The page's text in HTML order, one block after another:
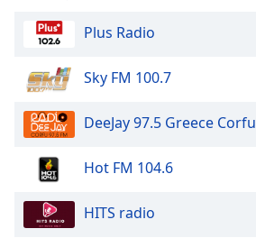
Plus Radio
Sky FM 100.7
DeeJay 97.5 Greece Corfu
Hot FM 104.6
HITS radio